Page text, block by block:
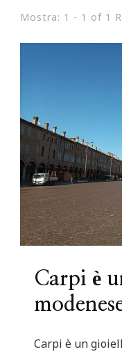
Mostra: 1 - 1 of 1
Carpi è
Carpi è un